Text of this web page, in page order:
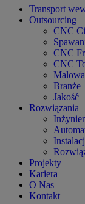
Transport
Outsourcing
CNC
CNC
CNC
Branże
Jakość
Rozwiązania
Projekty
Kariera
O Nas
Kontakt